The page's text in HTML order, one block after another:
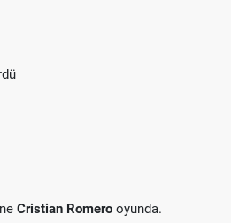
Cristian Romero oyunda.